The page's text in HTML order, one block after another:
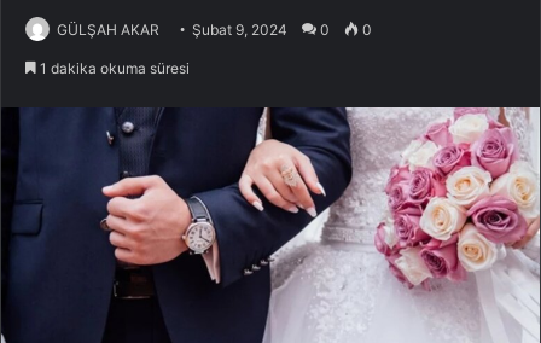
GÜLŞAH AKAR Şubat 9, 2024 0 0
1 dakika okuma süresi